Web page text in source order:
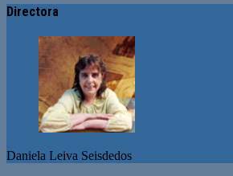
Directora
Daniela Leiva Seisdedos